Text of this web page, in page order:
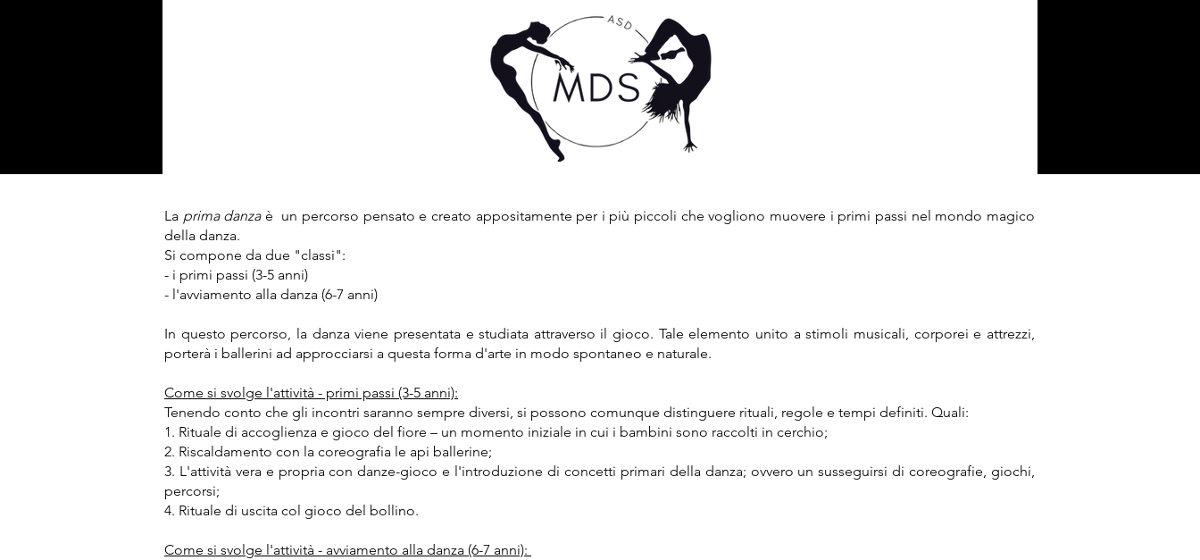
La prima danzaè un percorso pensato e creato appositamente per i più piccoli che vogliono muovere i primi passi nel mondo magico
della danza.
Si compone da due "classi":
- i primi passi (3-5 anni)
- l'avviamento alla danza (6-7 anni)
In questo percorso, la danza viene presentata e studiata attraverso il gioco. Tale elemento unito a stimoli musicali, corporei e attrezzi,
porterà i ballerini ad approcciarsi a questa forma d'arte in modo spontaneo e naturale.
Come si svolge l'attività - primi passi (3-5 anni):
Tenendo conto che gli incontri saranno sempre diversi, si possono comunque distinguere rituali, regole e tempi definiti. Quali:
1. Rituale di accoglienza e gioco del fiore – un momento iniziale in cui i bambini sono raccolti in cerchio;
2. Riscaldamento con la coreografia le api ballerine;
3. L'attività vera e propria con danze-gioco e l'introduzione di concetti primari della danza; ovvero un susseguirsi di coreografie, giochi,
percorsi;
4. Rituale di uscita col gioco del bollino.
Come si svolge l'attività - avviamento alla danza (6-7 anni):